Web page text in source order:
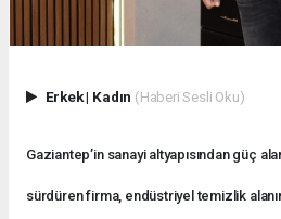
Erkek| Kadın (Haberi Sesli Oku)
Gaziantep’in sanayi altyapısından güç
sürdüren firma, endüstriyel temizlik